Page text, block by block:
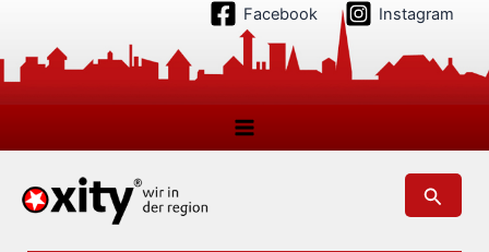
springen
Facebook Instagram
Suchen